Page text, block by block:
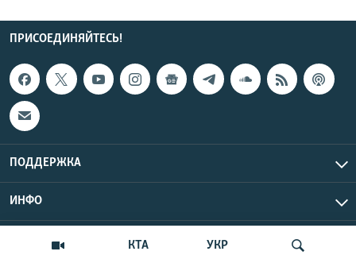
КТА УКР
ПРИСОЕДИНЯЙТЕСЬ!
ПОДДЕРЖКА
ИНФО
Copyright Крым.Реалии, 2026 | Все права защищены.
UTC+3